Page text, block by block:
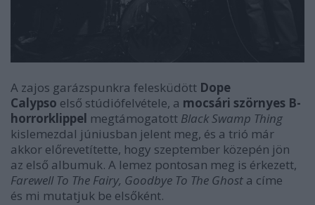
A zajos garázspunkra felesküdött Dope
Calypso első stúdiófelvétele, a mocsári szörnyes B-
horrorklippel megtámogatott Black Swamp Thing
kislemezdal júniusban jelent meg, és a trió már
akkor előrevetítette, hogy szeptember közepén jön
az első albumuk. A lemez pontosan meg is érkezett,
Farewell To The Fairy, Goodbye To The Ghost a címe
és mi mutatjuk be elsőként.